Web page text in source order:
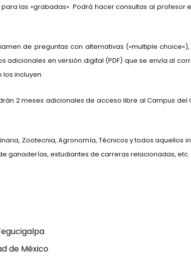
las «grabadas». Podrá hacer consultas al
de preguntas con alternativas («multiple
adicionales en versión digital (PDF) que se envía
incluyen.
2 meses adicionales de acceso libre al Campus
Zootecnia, Agronomía, Técnicos y todos
ganaderías, estudiantes de carreras relacionadas, etc.
de México